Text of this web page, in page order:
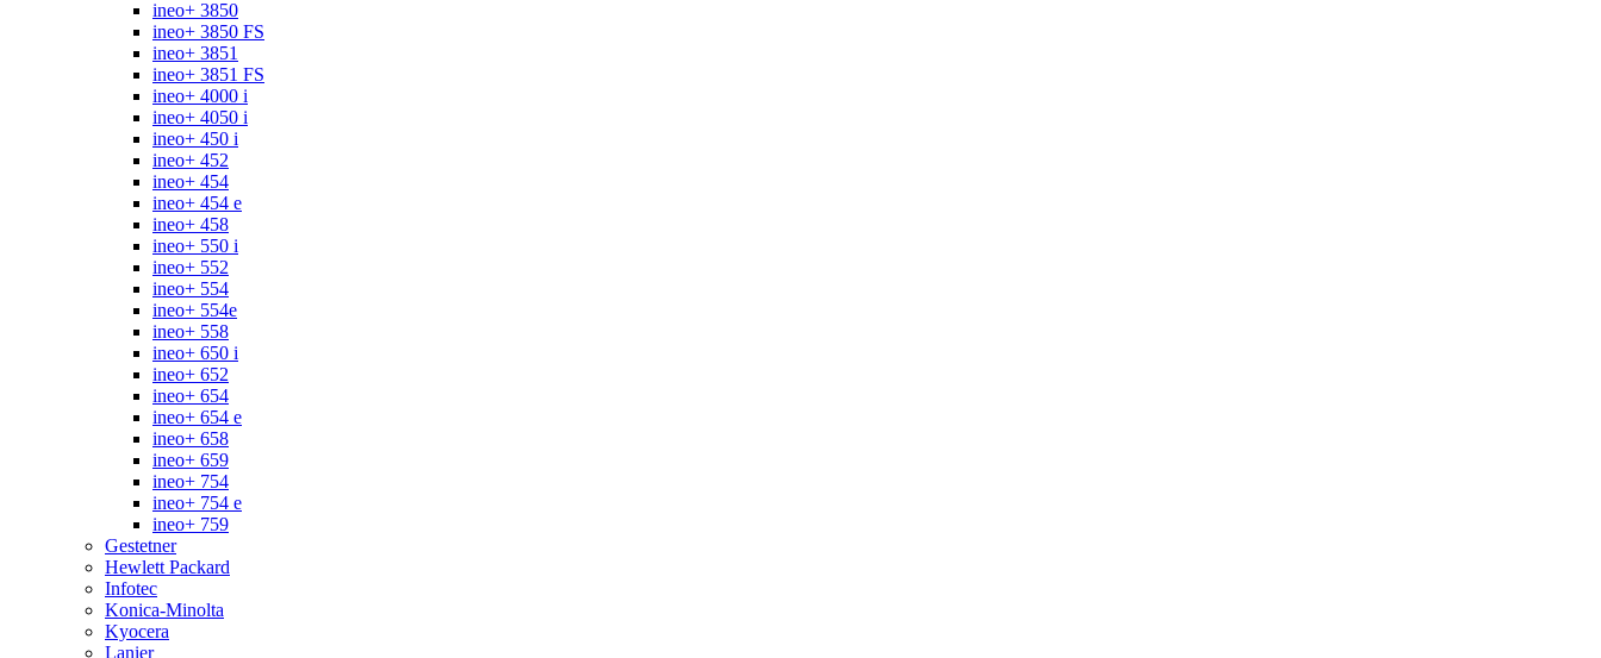
ineo+ 3850
ineo+ 3850 FS
ineo+ 3851
ineo+ 3851 FS
ineo+ 4000 i
ineo+ 4050 i
ineo+ 450 i
ineo+ 452
ineo+ 454
ineo+ 454 e
ineo+ 458
ineo+ 550 i
ineo+ 552
ineo+ 554
ineo+ 554e
ineo+ 558
ineo+ 650 i
ineo+ 652
ineo+ 654
ineo+ 654 e
ineo+ 658
ineo+ 659
ineo+ 754
ineo+ 754 e
ineo+ 759
Gestetner
Hewlett Packard
Infotec
Konica-Minolta
Kyocera
Lanier